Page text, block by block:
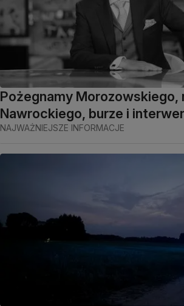
Pożegnamy Morozowskiego,
Nawrockiego, burze i
NAJWAŻNIEJSZE INFORMACJE